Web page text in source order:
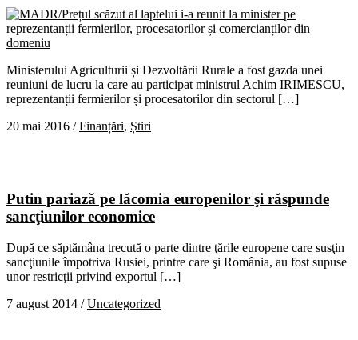
Ministerului Agriculturii și Dezvoltării Rurale a fost gazda unei
reuniuni de lucru la care au participat ministrul Achim IRIMESCU,
reprezentanții fermierilor și procesatorilor din sectorul […]
20 mai 2016 /Finanțări, Știri
Putin pariază pe lăcomia europenilor şi răspunde
sancţiunilor economice
După ce săptămâna trecută o parte dintre ţările europene care susţin
sancţiunile împotriva Rusiei, printre care şi România, au fost supuse
unor restricţii privind exportul […]
7 august 2014 /Uncategorized